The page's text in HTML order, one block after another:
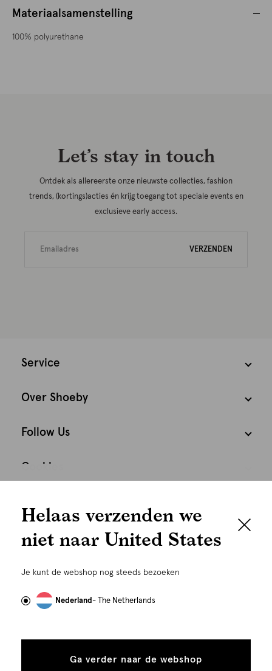
graag persoonlijk
gebruiken wij cookies en daarmee vergelijkbare
om advertenties te personaliseren...
tonen
toestaan
Materiaalsamenstelling
100% polyurethane
Let’s stay in touch
Ontdek als allereerste onze nieuwste collecties, fashion
trends, (kortings)acties én krijg toegang tot speciale events en
exclusieve early access.
VERZENDEN
Service
Over Shoeby
Follow Us
Cookies
Helaas verzenden we
niet naar United States
Je kunt de webshop nog steeds bezoeken
Nederland- The Netherlands
Ga verder naar de webshop